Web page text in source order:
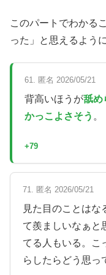
このパートでわかる
った」と思えるよう
61. 匿名 2026/05/21
背高いほうが舐め
かっこよさそう 。
+79
71. 匿名 2026/05/21
見た目のことはな
て羨ましいなぁと
てる人もいる。こ
らしたらどう思っ